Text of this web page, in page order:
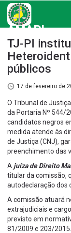
AMAPI
TJ-PI
públicos
17 de fevereiro de
O Tribunal de
da Portaria Nº 544/
candidatos negros
medida atende às
de Justiça (CNJ),
preenchimento das
A juíza de Direito
titular da comissão,
autodeclaração dos
A comissão atuará
extrajudiciais e
previsto em
81/2009 e 203/